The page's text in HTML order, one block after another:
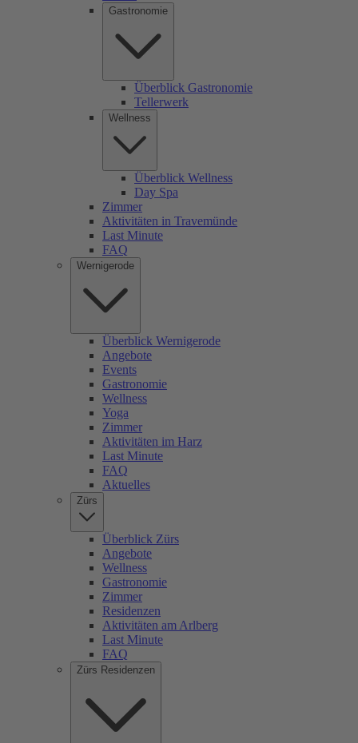
Gastronomie
Überblick Gastronomie
Tellerwerk
Wellness
Überblick Wellness
Day Spa
Zimmer
Aktivitäten in Travemünde
Last Minute
FAQ
Wernigerode
Überblick Wernigerode
Angebote
Events
Gastronomie
Wellness
Yoga
Zimmer
Aktivitäten im Harz
Last Minute
FAQ
Aktuelles
Zürs
Überblick Zürs
Angebote
Wellness
Gastronomie
Zimmer
Residenzen
Aktivitäten am Arlberg
Last Minute
FAQ
Zürs Residenzen